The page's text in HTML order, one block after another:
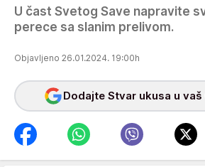
U čast Svetog Save napravite
perece sa slanim prelivom.
Objavljeno 26.01.2024. 19:00h
Dodajte Stvar ukusa u